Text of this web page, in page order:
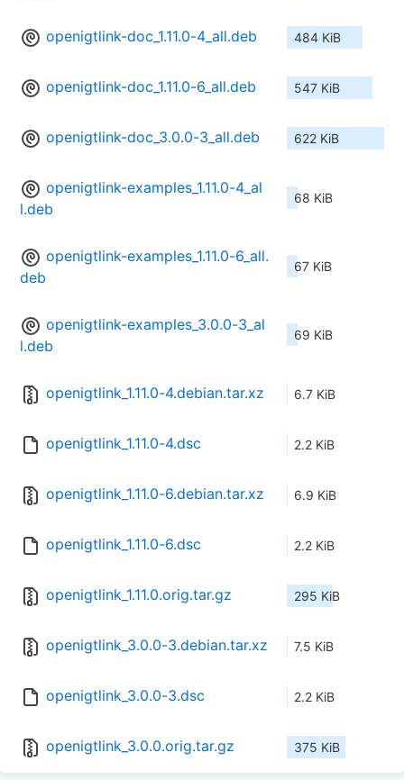
openigtlink-doc_1.11.0-4_all.deb 484 KiB
openigtlink-doc_1.11.0-6_all.deb 547 KiB
openigtlink-doc_3.0.0-3_all.deb 622 KiB
openigtlink-examples_1.11.0-4_al
l.deb
68 KiB
openigtlink-examples_1.11.0-6_all.
deb
67 KiB
openigtlink-examples_3.0.0-3_al
l.deb
69 KiB
openigtlink_1.11.0-4.debian.tar.xz 6.7 KiB
openigtlink_1.11.0-4.dsc 2.2 KiB
openigtlink_1.11.0-6.debian.tar.xz 6.9 KiB
openigtlink_1.11.0-6.dsc 2.2 KiB
openigtlink_1.11.0.orig.tar.gz 295 KiB
openigtlink_3.0.0-3.debian.tar.xz 7.5 KiB
openigtlink_3.0.0-3.dsc 2.2 KiB
openigtlink_3.0.0.orig.tar.gz 375 KiB